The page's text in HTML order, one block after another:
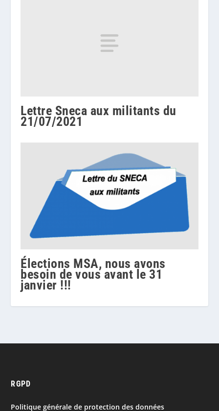
Lettre Sneca aux militants du
21/07/2021
Élections MSA, nous avons
besoin de vous avant le 31
janvier !!!
RGPD
Politique générale de protection des données